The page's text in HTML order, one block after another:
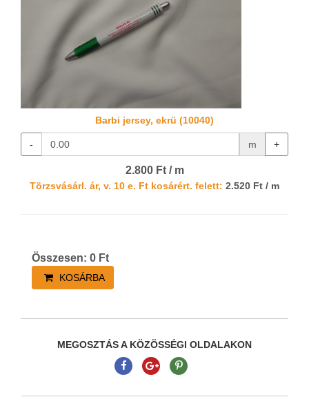
Barbi jersey, ekrü (10040)
- m +
2.800 Ft / m
Törzsvásárl. ár, v. 10 e. Ft kosárért. felett: 2.520 Ft / m
Összesen: 0 Ft
KOSÁRBA
MEGOSZTÁS A KÖZÖSSÉGI OLDALAKON